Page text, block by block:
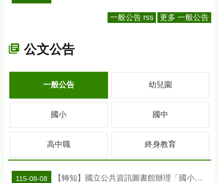
一般公告 rss 更多 一般公告
公文公告
一般公告 幼兒園
國小 國中
高中職 終身教育
115-08-08 【轉知】國立公共資訊圖書館辦理「國小班級訪問工作坊」活動及教案資訊